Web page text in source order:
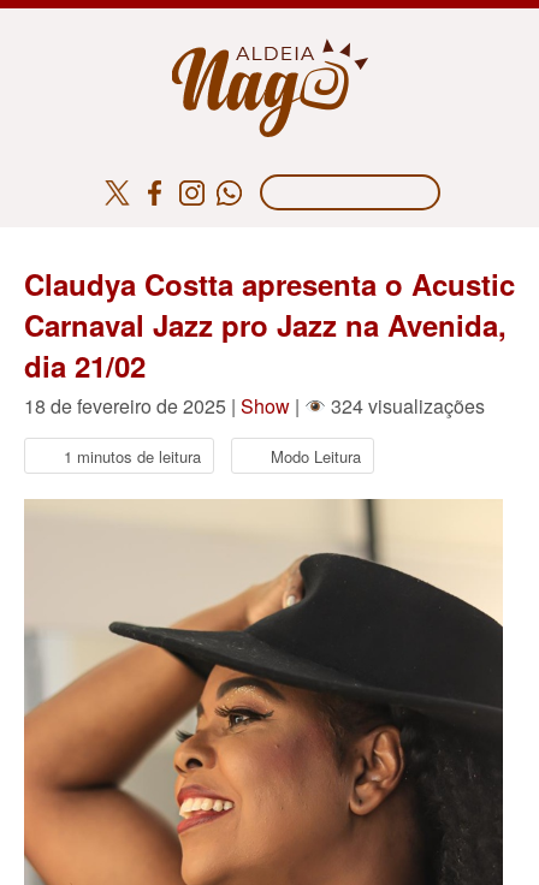
Claudya Costta apresenta o Acustic
Carnaval Jazz pro Jazz na Avenida,
dia 21/02
18 de fevereiro de 2025 | Show | 324 visualizações
1 minutos de leitura Modo Leitura